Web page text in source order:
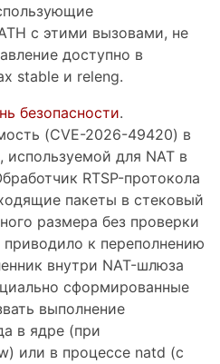
с этими вызовами, не
доступно в
stable и releng.
безопасности.
(CVE-2026-49420) в
используемой для NAT в
RTSP-протокола
пакеты в стековый
размера без проверки
к переполнению
внутри NAT-шлюза
сформированные
выполнение
в ядре (при
или в процессе natd (с